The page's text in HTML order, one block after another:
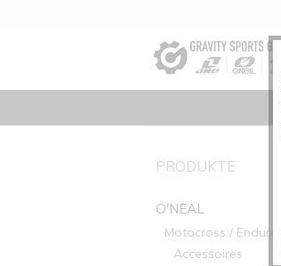
PRODUKTE
O'NEAL
Motocross / Enduro
Accessoires